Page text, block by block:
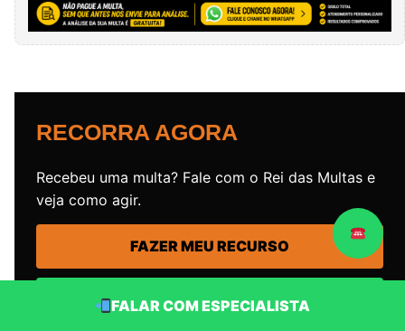
RECORRA AGORA
Recebeu uma multa? Fale com o Rei das Multas e
veja como agir.
FAZER MEU RECURSO
WHATSAPP GRÁTIS
FALAR COM ESPECIALISTA